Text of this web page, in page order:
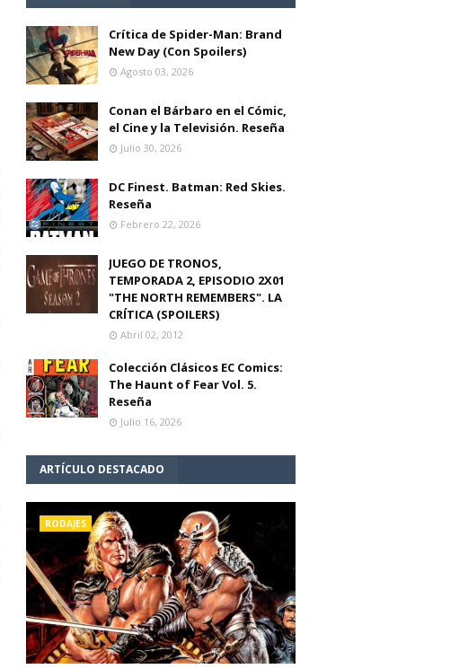
Crítica de Spider-Man: Brand
New Day (Con Spoilers)
Agosto 03, 2026
Conan el Bárbaro en el Cómic,
el Cine y la Televisión. Reseña
Julio 30, 2026
DC Finest. Batman: Red Skies.
Reseña
Febrero 22, 2026
JUEGO DE TRONOS,
TEMPORADA 2, EPISODIO 2X01
"THE NORTH REMEMBERS". LA
CRÍTICA (SPOILERS)
Abril 02, 2012
Colección Clásicos EC Comics:
The Haunt of Fear Vol. 5.
Reseña
Julio 16, 2026
ARTÍCULO DESTACADO
RODAJES